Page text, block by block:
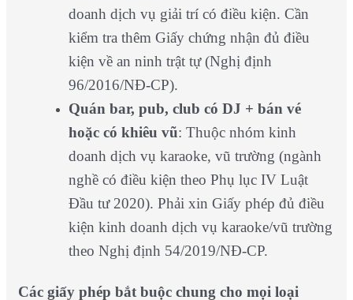
doanh dịch vụ giải trí có điều kiện. Cần
kiểm tra thêm Giấy chứng nhận đủ điều
kiện về an ninh trật tự (Nghị định
96/2016/NĐ-CP).
Quán bar, pub, club có DJ + bán vé
hoặc có khiêu vũ: Thuộc nhóm kinh
doanh dịch vụ karaoke, vũ trường (ngành
nghề có điều kiện theo Phụ lục IV Luật
Đầu tư 2020). Phải xin Giấy phép đủ điều
kiện kinh doanh dịch vụ karaoke/vũ trường
theo Nghị định 54/2019/NĐ-CP.
Các giấy phép bắt buộc chung cho mọi loại